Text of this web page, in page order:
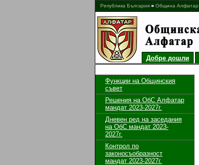
Република България ■ Община Алфатар
Добре дошли
Функции на Общинския
съвет
Решения на ОбС Алфатар
мандат 2023-2027г.
Дневен ред на заседания
на ОбС мандат 2023-
2027г.
Контрол по
законосъобразност
мандат 2023-2027г.